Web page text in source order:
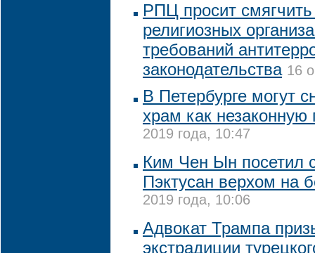
РПЦ просит смягчить
религиозных
требований
законодательства 16
В Петербурге могут
храм как незаконную
2019 года, 10:47
Ким Чен Ын посетил
Пэктусан верхом на
2019 года, 10:06
Адвокат Трампа
экстрадиции